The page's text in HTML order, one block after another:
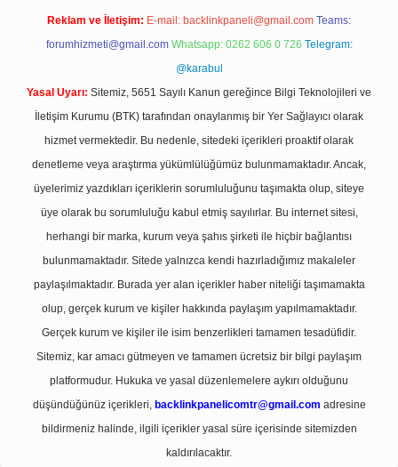
Reklam ve İletişim: E-mail: backlinkpaneli@gmail.com Teams:
forumhizmeti@gmail.com Whatsapp: 0262 606 0 726 Telegram:
@karabul
Yasal Uyarı: Sitemiz, 5651 Sayılı Kanun gereğince Bilgi Teknolojileri ve
İletişim Kurumu (BTK) tarafından onaylanmış bir Yer Sağlayıcı olarak
hizmet vermektedir. Bu nedenle, sitedeki içerikleri proaktif olarak
denetleme veya araştırma yükümlülüğümüz bulunmamaktadır. Ancak,
üyelerimiz yazdıkları içeriklerin sorumluluğunu taşımakta olup, siteye
üye olarak bu sorumluluğu kabul etmiş sayılırlar. Bu internet sitesi,
herhangi bir marka, kurum veya şahıs şirketi ile hiçbir bağlantısı
bulunmamaktadır. Sitede yalnızca kendi hazırladığımız makaleler
paylaşılmaktadır. Burada yer alan içerikler haber niteliği taşımamakta
olup, gerçek kurum ve kişiler hakkında paylaşım yapılmamaktadır.
Gerçek kurum ve kişiler ile isim benzerlikleri tamamen tesadüfidir.
Sitemiz, kar amacı gütmeyen ve tamamen ücretsiz bir bilgi paylaşım
platformudur. Hukuka ve yasal düzenlemelere aykırı olduğunu
düşündüğünüz içerikleri, backlinkpanelicomtr@gmail.com adresine
bildirmeniz halinde, ilgili içerikler yasal süre içerisinde sitemizden
kaldırılacaktır.